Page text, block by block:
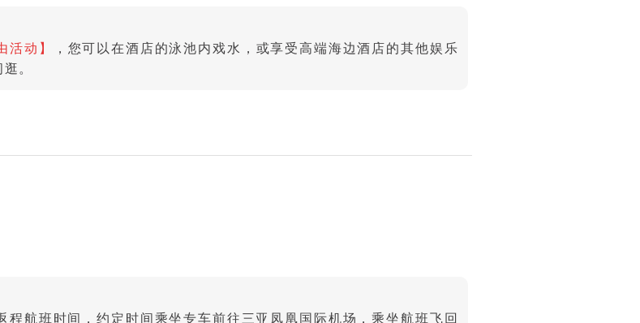
活动 】
，您可以在酒店的泳池内戏水，或享受高端海边酒店的其他娱乐
。
程航班时间，约定时间乘坐专车前往三亚凤凰国际机场，乘坐航班飞回